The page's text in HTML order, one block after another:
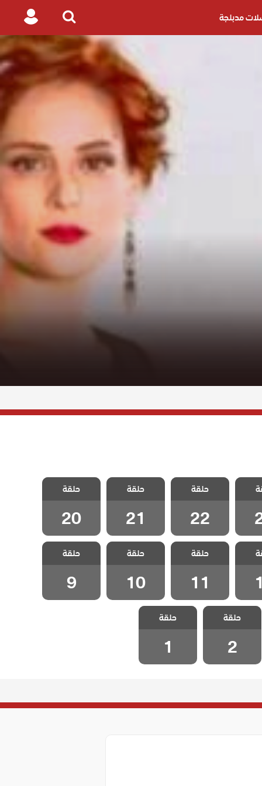
مدبلجة
Search
for
Login
مسلسل
متزوجات غاضبات
الحلقة 22
حلقة
22
مسلسل
متزوجات غاضبات
الحلقة 21
حلقة
21
مسلسل
متزوجات غاضبات
الحلقة 20
حلقة
20
مسلسل
متزوجات غاضبات
الحلقة 11
حلقة
11
مسلسل
متزوجات غاضبات
الحلقة 10
حلقة
10
مسلسل
متزوجات غاضبات
الحلقة 9
حلقة
9
مسلسل
متزوجات غاضبات
الحلقة 2
حلقة
2
مسلسل
متزوجات غاضبات
الحلقة 1
حلقة
1